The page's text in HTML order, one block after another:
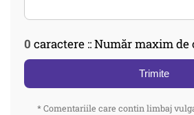
0 caractere :: Număr maxim de
Trimite
* Comentariile care contin limbaj